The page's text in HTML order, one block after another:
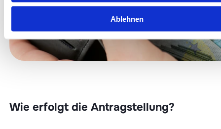
Ablehnen
Wie erfolgt die Antragstellung?